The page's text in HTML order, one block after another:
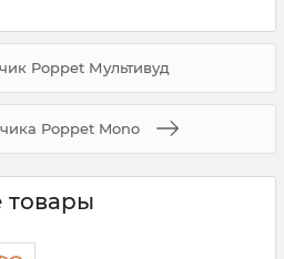
Poppet Мультивуд
Poppet Mono